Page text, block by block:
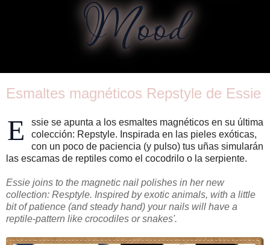
Mood
Esmaltes magnéticos Repstyle de Essie
E
ssie se apunta a los esmaltes magnéticos en su última
colección: Repstyle. Inspirada en las pieles exóticas,
con un poco de paciencia (y pulso) tus uñas simularán
las escamas de reptiles como el cocodrilo o la serpiente.
Essie joins to the magnetic nail polishes in her new
collection: Resptyle. Inspired by exotic animals, with a little
bit of patience (and steady hand) your nails will have a
reptile-pattern like crocodiles or snakes'.